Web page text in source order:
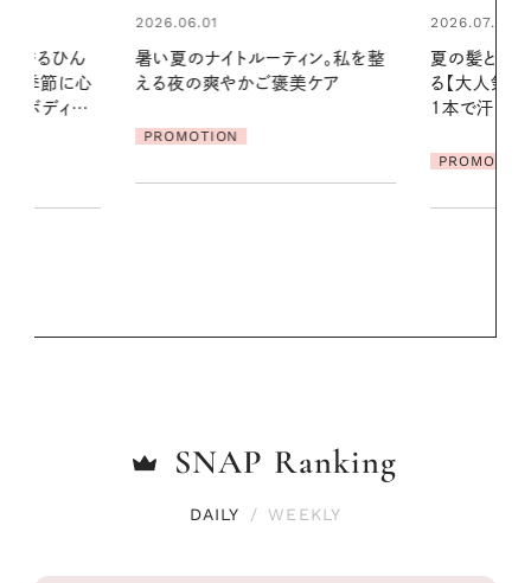
ン。私を整
ケア
2026.07.24
夏の髪と心が瞬時にリフレッシュす
る【大人気のドライシャンプー】 この
2026.06.01
お出かけ前
の一日。汗ば
に過ごす私
SNAP Ranking
DAILY / WEEKLY